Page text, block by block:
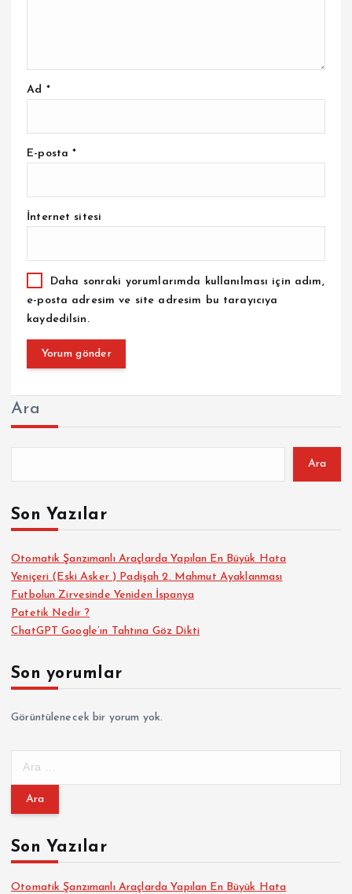
Ad *
E-posta*
İnternet sitesi
Daha sonraki yorumlarımda kullanılması için adım,
e-posta adresim ve site adresim bu tarayıcıya
kaydedilsin.
Ara
Ara
Son Yazılar
Otomatik Şanzımanlı Araçlarda Yapılan En Büyük Hata
Yeniçeri (Eski Asker ) Padişah 2. Mahmut Ayaklanması
Futbolun Zirvesinde Yeniden İspanya
Patetik Nedir ?
ChatGPT Google’ın Tahtına Göz Dikti
Son yorumlar
Görüntülenecek bir yorum yok.
m
:Son Yazılar
Otomatik Şanzımanlı Araçlarda Yapılan En Büyük Hata